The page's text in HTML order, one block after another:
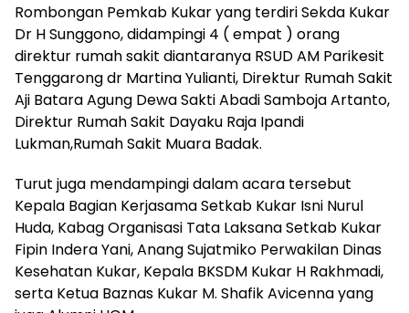
Rombongan Pemkab Kukar yang terdiri Sekda Kukar
Dr H Sunggono, didampingi 4 ( empat ) orang
direktur rumah sakit diantaranya RSUD AM Parikesit
Tenggarong dr Martina Yulianti, Direktur Rumah Sakit
Aji Batara Agung Dewa Sakti Abadi Samboja Artanto,
Direktur Rumah Sakit Dayaku Raja Ipandi
Lukman,Rumah Sakit Muara Badak.
Turut juga mendampingi dalam acara tersebut
Kepala Bagian Kerjasama Setkab Kukar Isni Nurul
Huda, Kabag Organisasi Tata Laksana Setkab Kukar
Fipin Indera Yani, Anang Sujatmiko Perwakilan Dinas
Kesehatan Kukar, Kepala BKSDM Kukar H Rakhmadi,
serta Ketua Baznas Kukar M. Shafik Avicenna yang